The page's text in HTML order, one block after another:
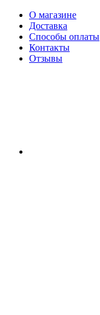
О магазине
Доставка
Способы оплаты
Контакты
Отзывы